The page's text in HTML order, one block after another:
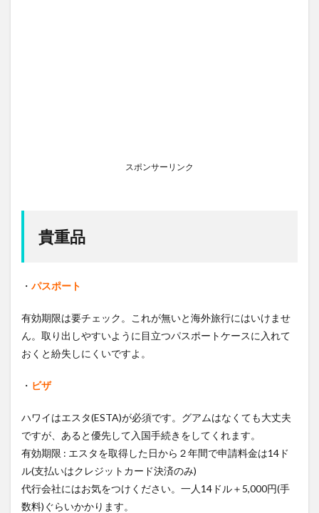
スポンサーリンク
貴重品
・ パスポート
有効期限は要チェック。これが無いと海外旅行にはいけませ
ん。取り出しやすいように目立つパスポートケースに入れて
おくと紛失しにくいですよ。
・ ビザ
ハワイはエスタ(ESTA)が必須です。グアムはなくても大丈夫
ですが、あると優先して入国手続きをしてくれます。
有効期限 : エスタを取得した日から２年間で申請料金は14ド
ル(支払いはクレジットカード決済のみ)
代行会社にはお気をつけください。一人14ドル＋5,000円(手
数料)ぐらいかかります。